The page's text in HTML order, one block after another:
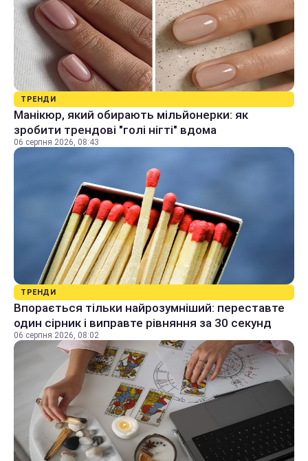
ТРЕНДИ
Манікюр, який обирають мільйонерки: як
зробити трендові "голі нігті" вдома
06 серпня 2026, 08:43
ТРЕНДИ
Впорається тільки найрозумніший: переставте
один сірник і виправте рівняння за 30 секунд
06 серпня 2026, 08:02